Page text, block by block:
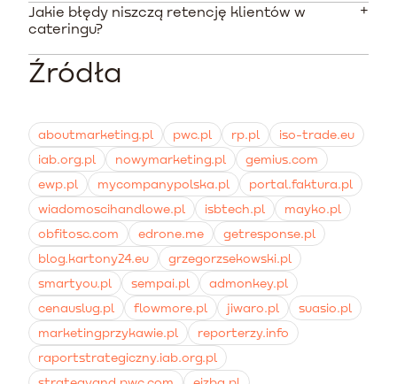
przypomnienia o końcu diety. Według ekspertów ROI z
e-mail marketingu wynosi nawet do 4200 procent.
Edrone świetnie sprawdza się w Polsce dzięki gotowym
obsłudze lokalnych bramek SMS. Klaviyo to z kolei
potężne narzędzie analityczne, idealne dla sklepów
Jakie błędy niszczą retencję klientów w
cateringu?
Najczęstsze błędy to brak segmentacji bazy, wysyłanie
klientów szybko prowadzi do rezygnacji.
Źródła
aboutmarketing.pl pwc.pl rp.pl
iso-trade.eu
iab.org.pl
nowymarketing.pl
gemius.com
ewp.pl
mycompanypolska.pl
portal.faktura.pl
wiadomoscihandlowe.pl
isbtech.pl
mayko.pl
obfitosc.com
edrone.me
getresponse.pl
blog.kartony24.eu
grzegorzsekowski.pl
smartyou.pl
sempai.pl
admonkey.pl
cenauslug.pl
flowmore.pl jiwaro.pl
suasio.pl
marketingprzykawie.pl
reporterzy.info
raportstrategiczny.iab.org.pl